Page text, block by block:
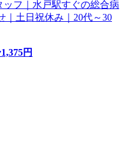
フ｜水戸駅すぐの総合病
｜土日祝休み｜20代～30
1,375円